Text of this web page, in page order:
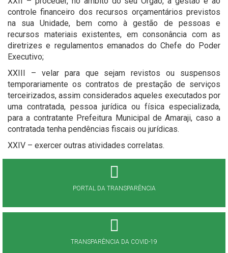
controle financeiro dos recursos orçamentários previstos
na sua Unidade, bem como à gestão de pessoas e
recursos materiais existentes, em consonância com as
diretrizes e regulamentos emanados do Chefe do Poder
Executivo;
XXIII – velar para que sejam revistos ou suspensos
temporariamente os contratos de prestação de serviços
terceirizados, assim considerados aqueles executados por
uma contratada, pessoa jurídica ou física especializada,
para a contratante Prefeitura Municipal de Amaraji, caso a
contratada tenha pendências fiscais ou jurídicas.
XXIV – exercer outras atividades correlatas.
PORTAL DA TRANSPARÊNCIA
TRANSPARÊNCIA DA COVID-19